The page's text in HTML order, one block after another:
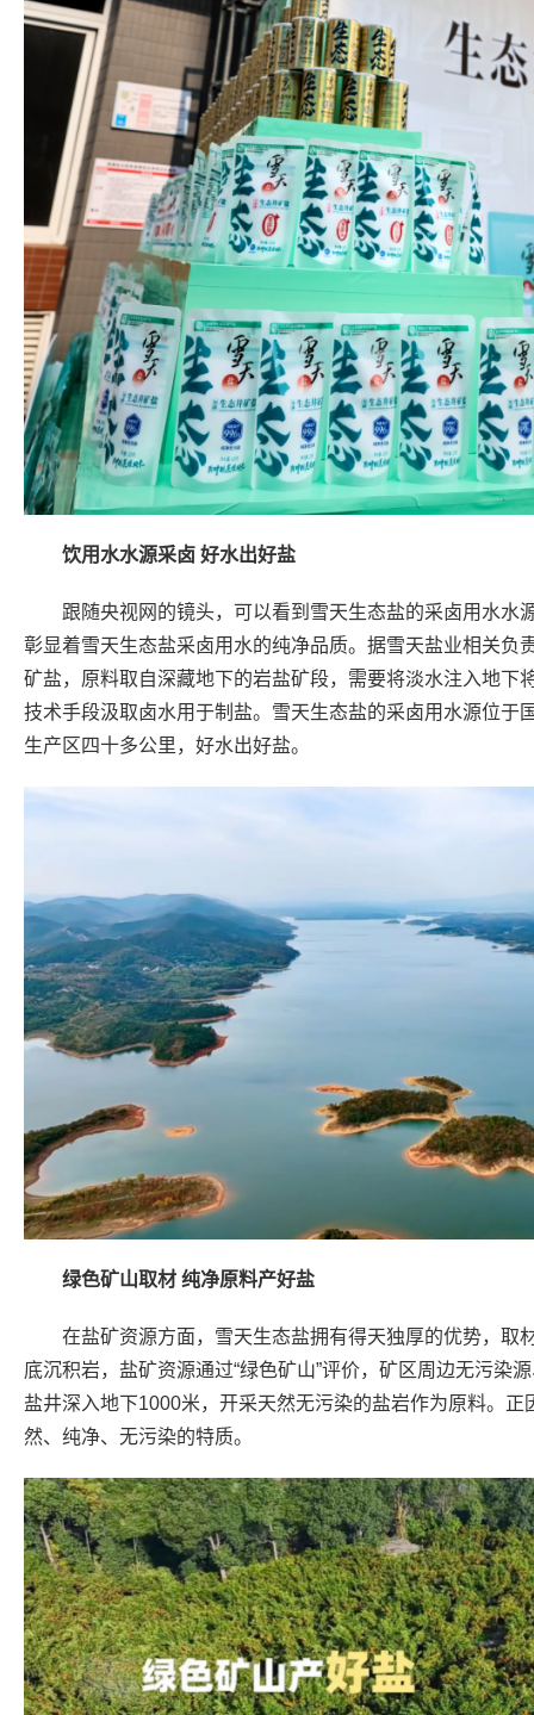
饮用水水源采卤 好水出好盐
跟随央视网的镜头，可以看到雪天生态盐的采卤用水水
彰显着雪天生态盐采卤用水的纯净品质。据雪天盐业相关负
矿盐，原料取自深藏地下的岩盐矿段，需要将淡水注入地下
技术手段汲取卤水用于制盐。雪天生态盐的采卤用水源位于
生产区四十多公里，好水出好盐。
绿色矿山取材 纯净原料产好盐
在盐矿资源方面，雪天生态盐拥有得天独厚的优势，取
底沉积岩，盐矿资源通过“绿色矿山”评价，矿区周边无污染
盐井深入地下1000米，开采天然无污染的盐岩作为原料。正
然、纯净、无污染的特质。